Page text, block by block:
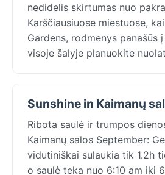
nedidelis skirtumas nuo
Karščiausiuose miestuose,
Gardens, rodmenys panašūs
visoje šalyje planuokite
Sunshine in Kaimanų
Ribota saulė ir trumpos
Kaimanų salos September:
vidutiniškai sulaukia tik 1.2h
o saulė teka nuo 6:10 am iki